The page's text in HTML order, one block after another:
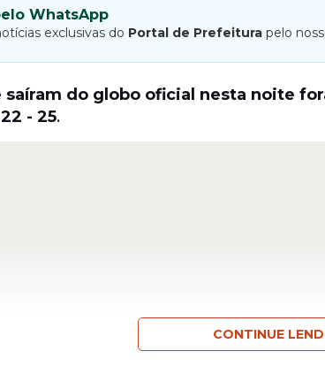
WhatsApp
exclusivas do Portal de Prefeitura pelo
saíram do globo oficial nesta noite
- 25.
CONTINUE